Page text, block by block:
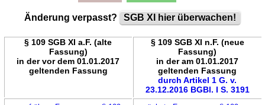
Änderung verpasst? SGB XI hier überwachen!
§ 109 SGB XI a.F. (alte
Fassung)
in der vor dem 01.01.2017
geltenden Fassung
§ 109 SGB XI n.F. (neue
Fassung)
in der am 01.01.2017
geltenden Fassung
durch Artikel 1 G. v.
23.12.2016 BGBl. I S. 3191